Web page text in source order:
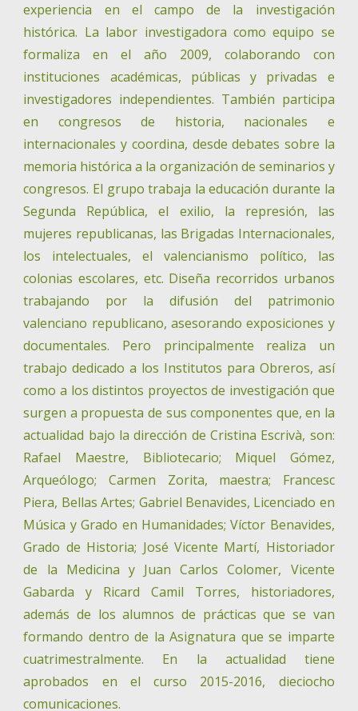
experiencia en el campo de la investigación
histórica. La labor investigadora como equipo se
formaliza en el año 2009, colaborando con
instituciones académicas, públicas y privadas e
investigadores independientes. También participa
en congresos de historia, nacionales e
internacionales y coordina, desde debates sobre la
memoria histórica a la organización de seminarios y
congresos. El grupo trabaja la educación durante la
Segunda República, el exilio, la represión, las
mujeres republicanas, las Brigadas Internacionales,
los intelectuales, el valencianismo político, las
colonias escolares, etc. Diseña recorridos urbanos
trabajando por la difusión del patrimonio
valenciano republicano, asesorando exposiciones y
documentales. Pero principalmente realiza un
trabajo dedicado a los Institutos para Obreros, así
como a los distintos proyectos de investigación que
surgen a propuesta de sus componentes que, en la
actualidad bajo la dirección de Cristina Escrivà, son:
Rafael Maestre, Bibliotecario; Miquel Gómez,
Arqueólogo; Carmen Zorita, maestra; Francesc
Piera, Bellas Artes; Gabriel Benavides, Licenciado en
Música y Grado en Humanidades; Víctor Benavides,
Grado de Historia; José Vicente Martí, Historiador
de la Medicina y Juan Carlos Colomer, Vicente
Gabarda y Ricard Camil Torres, historiadores,
además de los alumnos de prácticas que se van
formando dentro de la Asignatura que se imparte
cuatrimestralmente. En la actualidad tiene
aprobados en el curso 2015-2016, dieciocho
comunicaciones.